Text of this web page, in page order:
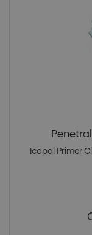
Icopal Primer